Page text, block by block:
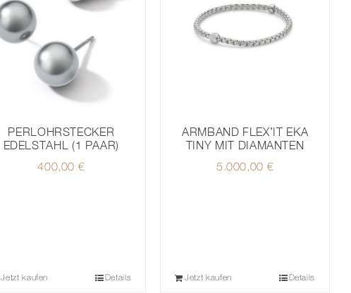
PERLOHRSTECKER
EDELSTAHL (1 PAAR)
400,00 €
Jetzt kaufen Details
ARMBAND FLEX’IT EKA
TINY MIT DIAMANTEN
5.000,00 €
Jetzt kaufen Details